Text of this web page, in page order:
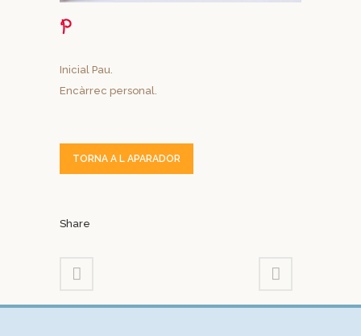
P
Inicial Pau.
Encàrrec personal.
TORNA A L APARADOR
Share